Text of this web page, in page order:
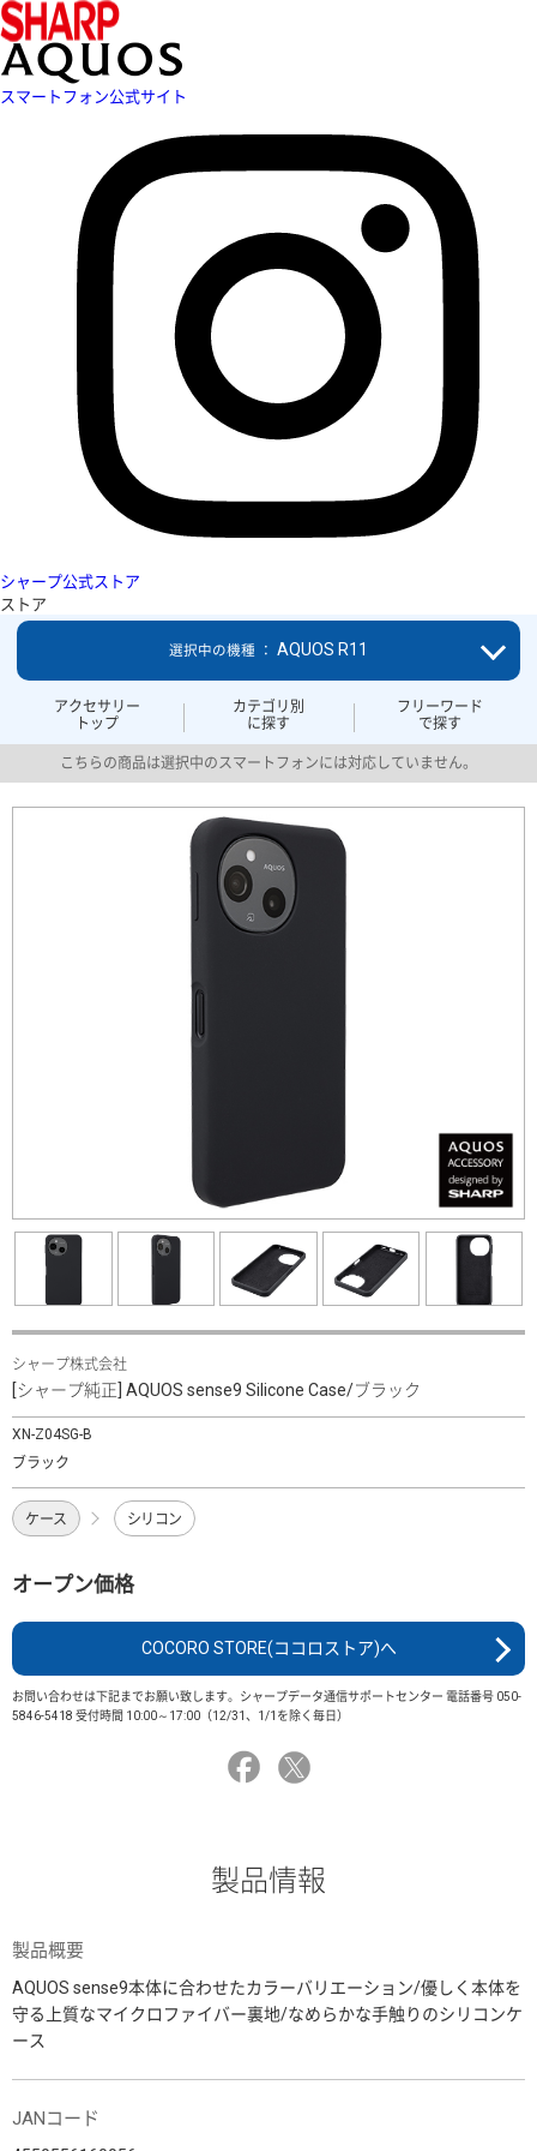
スマートフォン公式サイト
シャープ公式ストア
ストア
アクセサリー
トップ
カテゴリ別
に探す
フリーワード
で探す
選択中の機種 ： AQUOS R11
こちらの商品は選択中のスマートフォンには対応していません。
シャープ株式会社
[シャープ純正] AQUOS sense9 Silicone Case/ブラック
XN-Z04SG-B
ブラック
ケース シリコン
オープン価格
COCORO STORE(ココロストア)へ
お問い合わせは下記までお願い致します。シャープデータ通信サポートセンター 電話番号 050-
5846-5418 受付時間 10:00～17:00（12/31、1/1を除く毎日）
製品情報
製品概要
AQUOS sense9本体に合わせたカラーバリエーション/優しく本体を
守る上質なマイクロファイバー裏地/なめらかな手触りのシリコンケ
ース
JANコード